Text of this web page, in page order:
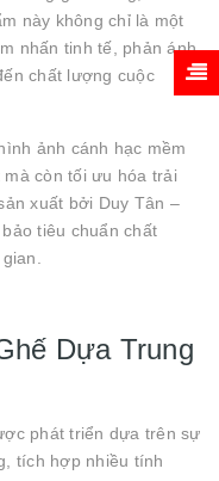
này không chỉ là một
nhấn tinh tế, phản ánh
chất lượng cuộc
ảnh cánh hạc mềm
còn tối ưu hóa trải
xuất bởi Duy Tân –
tiêu chuẩn chất
Dựa Trung
phát triển dựa trên sự
tích hợp nhiều tính